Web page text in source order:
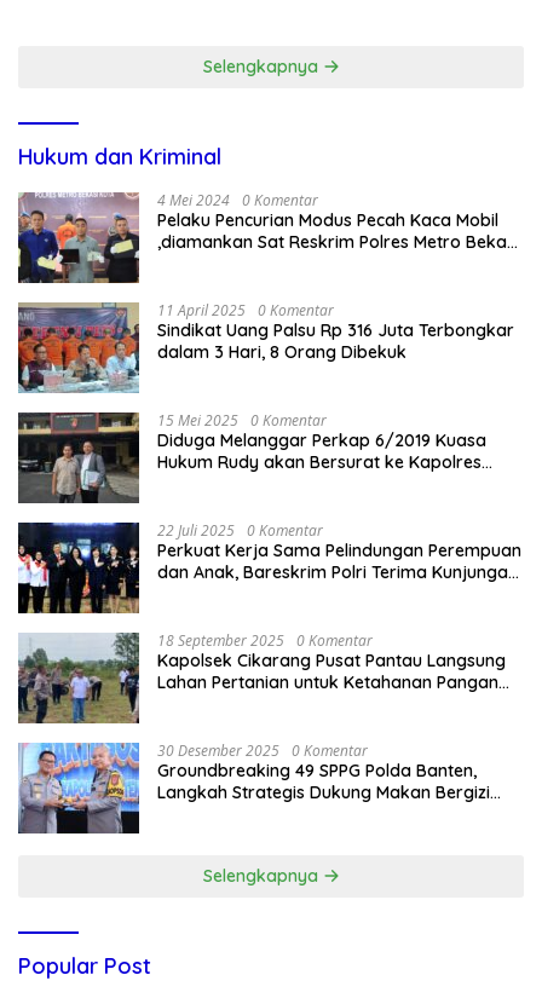
Selengkapnya
Hukum dan Kriminal
4 Mei 2024 0 Komentar
Pelaku Pencurian Modus Pecah Kaca Mobil
,diamankan Sat Reskrim Polres Metro Bekasi
11 April 2025 0 Komentar
Sindikat Uang Palsu Rp 316 Juta Terbongkar
dalam 3 Hari, 8 Orang Dibekuk
15 Mei 2025 0 Komentar
Diduga Melanggar Perkap 6/2019 Kuasa
Hukum Rudy akan Bersurat ke Kapolres
22 Juli 2025 0 Komentar
Perkuat Kerja Sama Pelindungan Perempuan
dan Anak, Bareskrim Polri Terima Kunjungan
18 September 2025 0 Komentar
Kapolsek Cikarang Pusat Pantau Langsung
Lahan Pertanian untuk Ketahanan Pangan
30 Desember 2025 0 Komentar
Groundbreaking 49 SPPG Polda Banten,
Langkah Strategis Dukung Makan Bergizi
Selengkapnya
Popular Post